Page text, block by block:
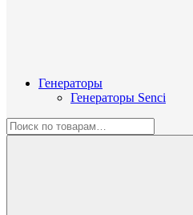
Генераторы
Генераторы Senci